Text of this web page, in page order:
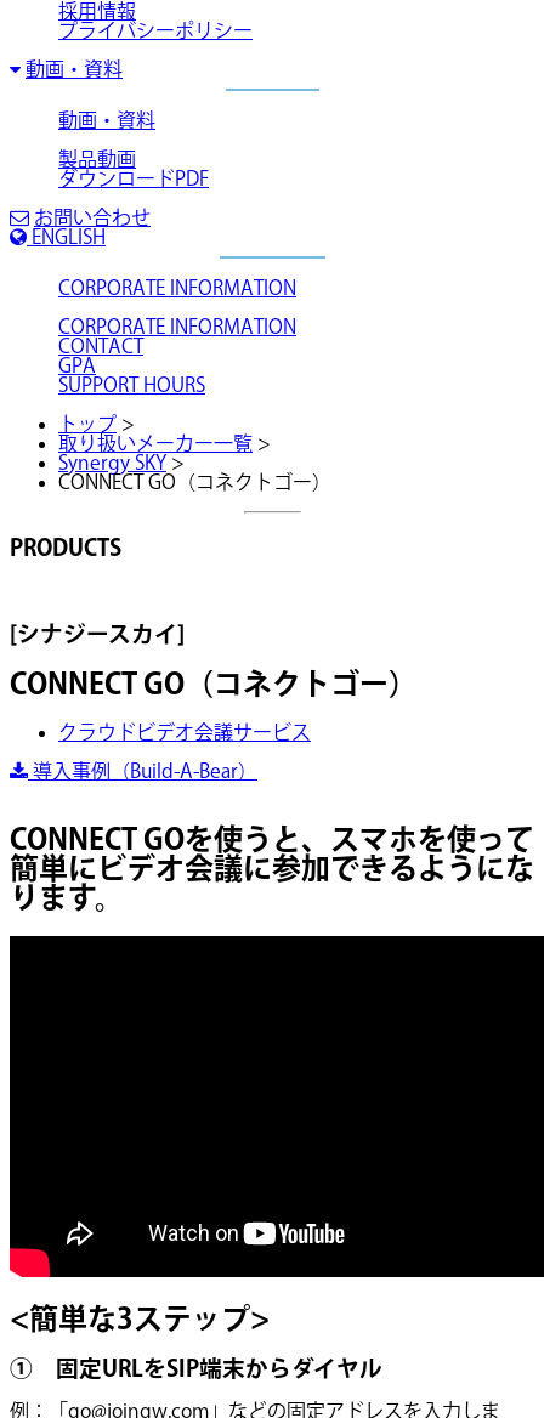
採用情報
プライバシーポリシー
動画・資料
動画・資料
製品動画
ダウンロードPDF
お問い合わせ
ENGLISH
CORPORATE INFORMATION
CORPORATE INFORMATION
CONTACT
GPA
SUPPORT HOURS
トップ >
取り扱いメーカー一覧 >
Synergy SKY >
CONNECT GO（コネクトゴー）
PRODUCTS
[シナジースカイ]
CONNECT GO（コネクトゴー）
クラウドビデオ会議サービス
導入事例（Build-A-Bear）
CONNECT GOを使うと、スマホを使って
簡単にビデオ会議に参加できるようにな
ります。
<簡単な3ステップ>
① 固定URLをSIP端末からダイヤル
例：「go@joingw.com」などの固定アドレスを入力しま